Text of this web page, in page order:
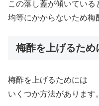
この落し蓋が傾いている
均等にかからないため梅
梅酢を上げるため
梅酢を上げるためには
いくつか方法があります。